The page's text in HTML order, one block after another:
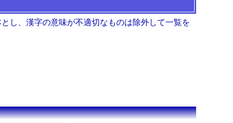
し、漢字の意味が不適切なものは除外して一覧を